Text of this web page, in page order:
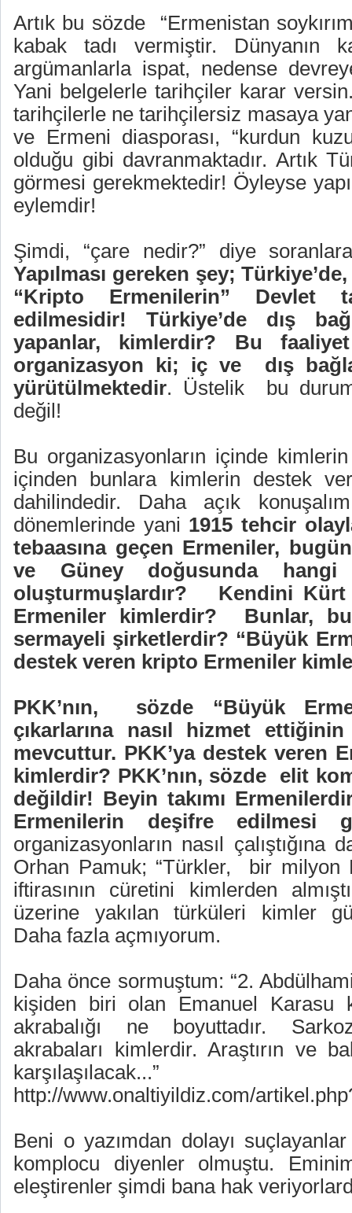
Artık bu sözde
“Ermenistan
kabak tadı vermiştir. Dünyanın
argümanlarla ispat, nedense
Yani belgelerle tarihçiler karar
tarihçilerle ne tarihçilersiz masaya
ve Ermeni diasporası, “kurdun
olduğu gibi davranmaktadır. Artık
görmesi gerekmektedir! Öyleyse
eylemdir!
Şimdi, “çare nedir?” diye
Yapılması gereken şey;
“Kripto Ermenilerin” Devlet
edilmesidir! Türkiye’de dış
yapanlar, kimlerdir? Bu
organizasyon ki; iç ve
dış
yürütülmektedir. Üstelik
bu
değil!
Bu organizasyonların içinde
içinden bunlara kimlerin destek
dahilindedir. Daha açık
dönemlerinde yani 1915 tehcir
tebaasına geçen Ermeniler,
ve Güney doğusunda hangi
oluşturmuşlardır?
Kendini
Ermeniler kimlerdir?
Bunlar,
sermayeli şirketlerdir? “Büyük
destek veren kripto Ermeniler
PKK’nın,
sözde “Büyük
çıkarlarına nasıl hizmet
mevcuttur. PKK’ya destek veren
kimlerdir? PKK’nın, sözde elit
değildir! Beyin takımı
Ermenilerin deşifre edilmesi
organizasyonların nasıl
Orhan Pamuk; “Türkler,
bir milyon
iftirasının cüretini kimlerden
üzerine yakılan türküleri kimler
Daha fazla açmıyorum.
Daha önce sormuştum: “2.
kişiden biri olan Emanuel Karasu
akrabalığı ne boyuttadır.
akrabaları kimlerdir. Araştırın ve
karşılaşılacak...”
http://www.onaltiyildiz.com/
Beni o yazımdan dolayı
komplocu diyenler olmuştu.
eleştirenler şimdi bana hak